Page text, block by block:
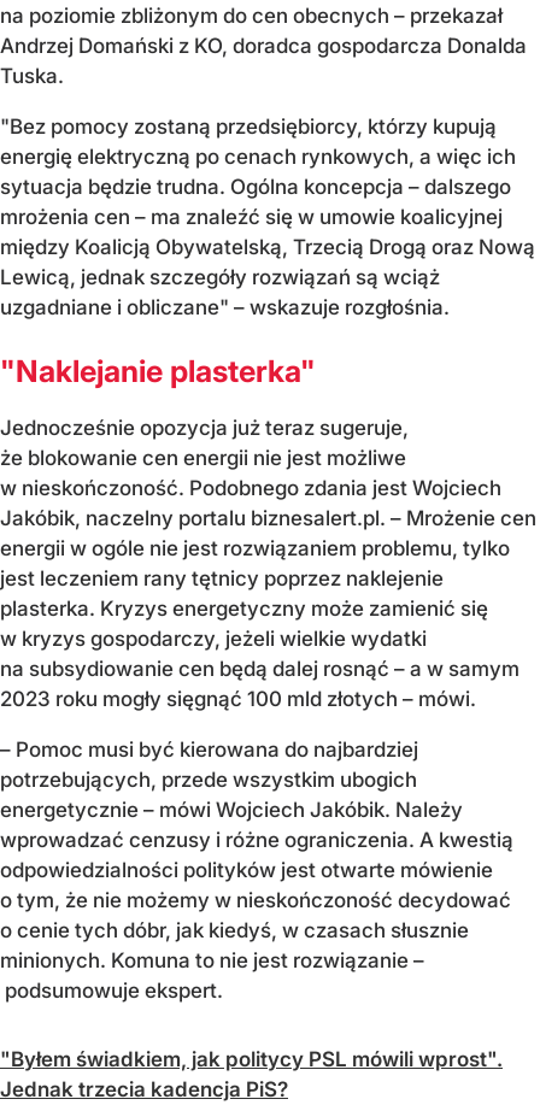
na poziomie zbliżonym do cen obecnych – przekazał
Andrzej Domański z KO, doradca gospodarcza Donalda
Tuska.
"Bez pomocy zostaną przedsiębiorcy, którzy kupują
energię elektryczną po cenach rynkowych, a więc ich
sytuacja będzie trudna. Ogólna koncepcja – dalszego
mrożenia cen – ma znaleźć się w umowie koalicyjnej
między Koalicją Obywatelską, Trzecią Drogą oraz Nową
Lewicą, jednak szczegóły rozwiązań są wciąż
uzgadniane i obliczane" – wskazuje rozgłośnia.
"Naklejanie plasterka"
Jednocześnie opozycja już teraz sugeruje,
że blokowanie cen energii nie jest możliwe
w nieskończoność. Podobnego zdania jest Wojciech
Jakóbik, naczelny portalu biznesalert.pl. – Mrożenie cen
energii w ogóle nie jest rozwiązaniem problemu, tylko
jest leczeniem rany tętnicy poprzez naklejenie
plasterka. Kryzys energetyczny może zamienić się
w kryzys gospodarczy, jeżeli wielkie wydatki
na subsydiowanie cen będą dalej rosnąć – a w samym
2023 roku mogły sięgnąć 100 mld złotych – mówi.
– Pomoc musi być kierowana do najbardziej
potrzebujących, przede wszystkim ubogich
energetycznie – mówi Wojciech Jakóbik. Należy
wprowadzać cenzusy i różne ograniczenia. A kwestią
odpowiedzialności polityków jest otwarte mówienie
o tym, że nie możemy w nieskończoność decydować
o cenie tych dóbr, jak kiedyś, w czasach słusznie
minionych. Komuna to nie jest rozwiązanie –
podsumowuje ekspert.
"Byłem świadkiem, jak politycy PSL mówili wprost".
Jednak trzecia kadencja PiS?